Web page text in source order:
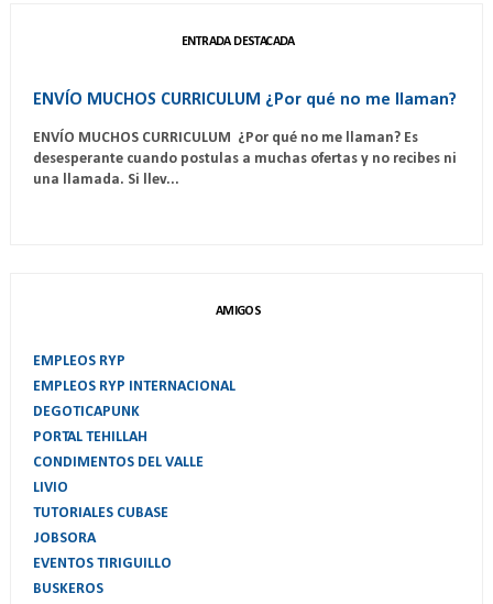
ENTRADA DESTACADA
ENVÍO MUCHOS CURRICULUM ¿Por qué no me llaman?
ENVÍO MUCHOS CURRICULUM ¿Por qué no me llaman? Es
desesperante cuando postulas a muchas ofertas y no recibes ni
una llamada. Si llev...
AMIGOS
EMPLEOS RYP
EMPLEOS RYP INTERNACIONAL
DEGOTICAPUNK
PORTAL TEHILLAH
CONDIMENTOS DEL VALLE
LIVIO
TUTORIALES CUBASE
JOBSORA
EVENTOS TIRIGUILLO
BUSKEROS